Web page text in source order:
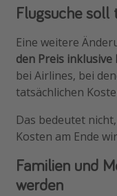
Flugsuche soll
Eine weitere
den Preis
bei Airlines, bei
tatsächlichen
Das bedeutet
Kosten am Ende
Familien und
werden